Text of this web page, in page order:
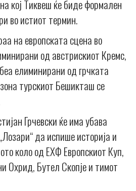
кој Тиквеш ќе биде формален
во истиот термин.
на европската сцена во
од австрискиот Кремс,
елиминирани од грчката
турскиот Бешикташ се
Грчевски ќе има убава
да испише историја и
коло од ЕХФ Европскиот Куп,
Охрид, Бутел Скопје и тимот